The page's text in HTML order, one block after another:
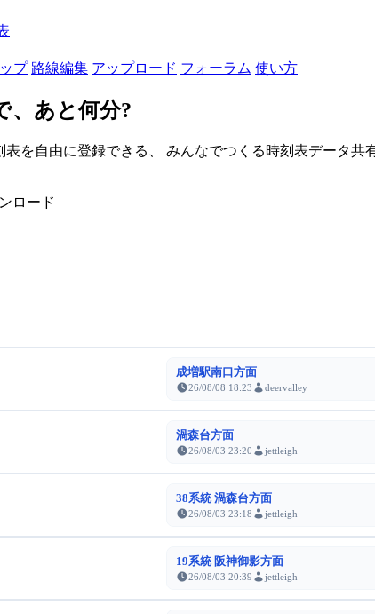
プ 路線編集 アップロード フォーラム 使い方
、あと何分?
を自由に登録できる、 みんなでつくる時刻表データ
ロード
成増駅南口方面
26/08/08 18:23 deervalley
渦森台方面
26/08/03 23:20 jettleigh
38系統 渦森台方面
26/08/03 23:18 jettleigh
19系統 阪神御影方面
26/08/03 20:39 jettleigh